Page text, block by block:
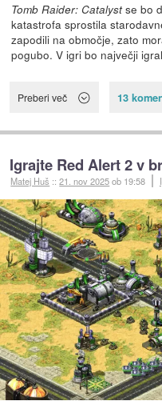
Tomb Raider: Catalystse bo
katastrofa sprostila
zapodili na območje, zato
pogubo. V igri bo največji
Preberi več 13
Igrajte Red Alert 2 v
Matej Huš ::21. nov 2025ob 19:58